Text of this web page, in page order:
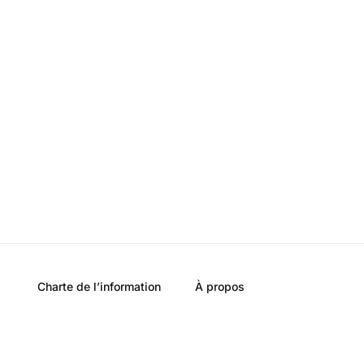
Charte de l’information À propos